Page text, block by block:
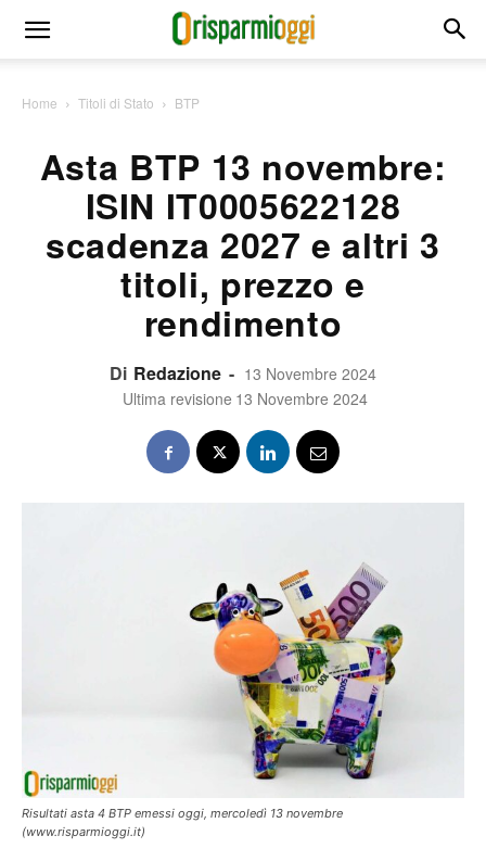
Home Titoli di Stato BTP
Asta BTP 13 novembre:
ISIN IT0005622128
scadenza 2027 e altri 3
titoli, prezzo e
rendimento
Di Redazione - 13 Novembre 2024
Ultima revisione 13 Novembre 2024
Risultati asta 4 BTP emessi oggi, mercoledì 13 novembre
(www.risparmioggi.it)